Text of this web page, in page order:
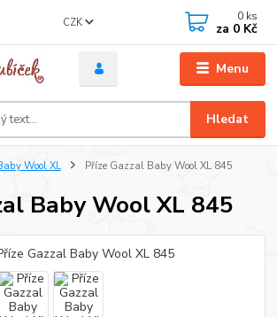
Menu
CZK
Hledat
0 ks
za 0 Kč
Wool XL Příze Gazzal Baby Wool XL 845
Baby Wool XL 845